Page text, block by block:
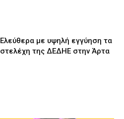
Ελεύθερα με υψηλή εγγύηση τα
στελέχη της ΔΕΔΗΕ στην Άρτα